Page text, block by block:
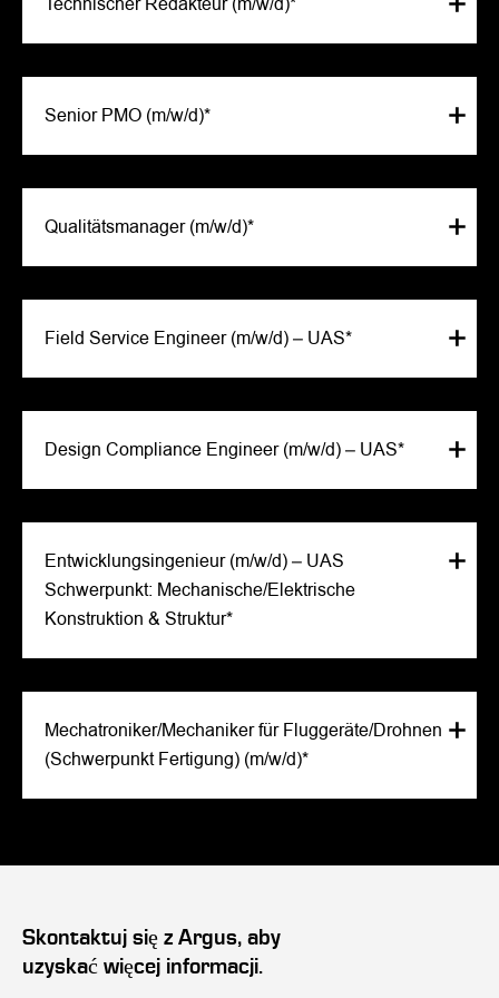
Senior PMO (m/w/d)*
Qualitätsmanager (m/w/d)*
Field Service Engineer (m/w/d) – UAS*
Design Compliance Engineer (m/w/d) – UAS*
Entwicklungsingenieur (m/w/d) – UAS
Schwerpunkt: Mechanische/Elektrische
Konstruktion & Struktur*
Mechatroniker/Mechaniker für Fluggeräte/Drohnen
(Schwerpunkt Fertigung) (m/w/d)*
Skontaktuj się z Argus, aby
uzyskać więcej informacji.